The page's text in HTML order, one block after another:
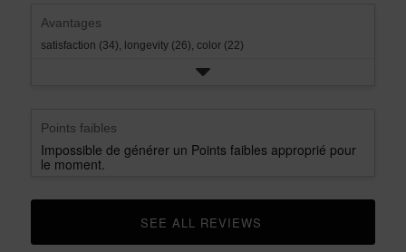
rating.
Avantages
satisfaction (34), longevity (26), color (22)
Points faibles
Impossible de générer un Points faibles approprié pour
le moment.
CLICK TO GO TO ALL REVIEWS